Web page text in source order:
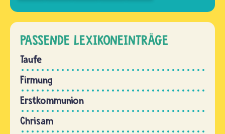
PASSENDE LEXIKONEINTRÄGE
Taufe
Firmung
Erstkommunion
Chrisam